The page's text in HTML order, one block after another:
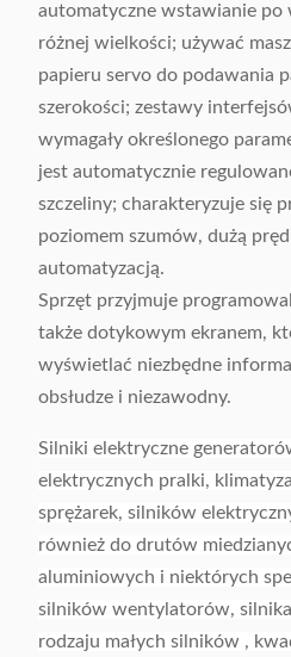
automatyczne wstawianie po
różnej wielkości; używać
papieru servo do podawania
szerokości; zestawy
wymagały określonego
jest automatycznie
szczeliny; charakteryzuje się
poziomem szumów, dużą
automatyzacją.
Sprzęt przyjmuje
także dotykowym ekranem,
wyświetlać niezbędne
obsłudze i niezawodny.
Silniki elektryczne
elektrycznych pralki,
sprężarek, silników
również do drutów
aluminiowych i niektórych
silników wentylatorów,
rodzaju małych silników ,